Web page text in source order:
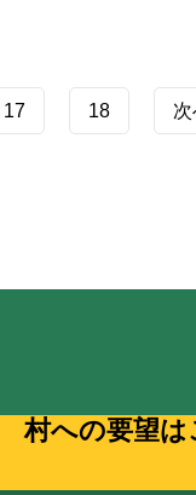
17 18
村への要望は